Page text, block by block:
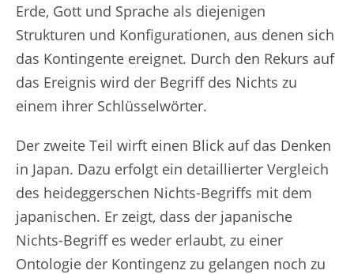
Erde, Gott und Sprache als diejenigen
Strukturen und Konfigurationen, aus denen sich
das Kontingente ereignet. Durch den Rekurs auf
das Ereignis wird der Begriff des Nichts zu
einem ihrer Schlüsselwörter.
Der zweite Teil wirft einen Blick auf das Denken
in Japan. Dazu erfolgt ein detaillierter Vergleich
des heideggerschen Nichts-Begriffs mit dem
japanischen. Er zeigt, dass der japanische
Nichts-Begriff es weder erlaubt, zu einer
Ontologie der Kontingenz zu gelangen noch zu